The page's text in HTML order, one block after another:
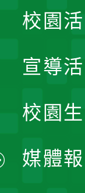
校園
宣導
校園
媒體